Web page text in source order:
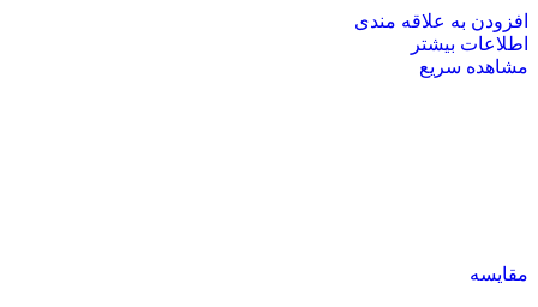
افزودن به علاقه مندی
اطلاعات بیشتر
مشاهده سریع
مقایسه